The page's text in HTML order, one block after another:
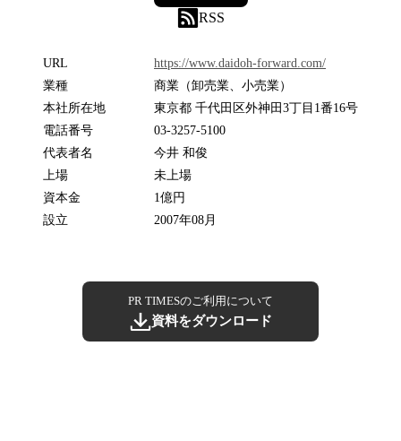
RSS
URL
https://www.daidoh-forward.com/
業種
商業（卸売業、小売業）
本社所在地
東京都 千代田区外神田3丁目1番16号
電話番号
03-3257-5100
代表者名
今井 和俊
上場
未上場
資本金
1億円
設立
2007年08月
PR TIMESのご利用について
資料をダウンロード